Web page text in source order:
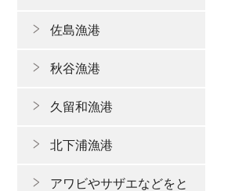
佐島漁港
秋谷漁港
久留和漁港
北下浦漁港
アワビやサザエなどをと